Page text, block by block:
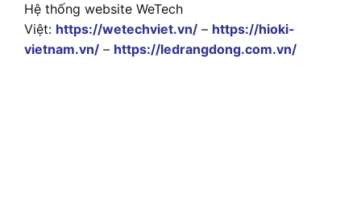
Hệ thống website WeTech
Việt: https://wetechviet.vn/ – https://hioki-
vietnam.vn/ – https://ledrangdong.com.vn/